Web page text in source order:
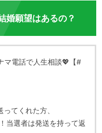
婚願望はあるの？
マ電話で人生相談💖【#
てくれた方、
当選者は発送を持って返